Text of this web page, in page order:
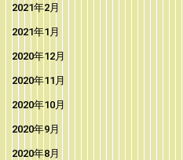
2021年2月
2021年1月
2020年12月
2020年11月
2020年10月
2020年9月
2020年8月